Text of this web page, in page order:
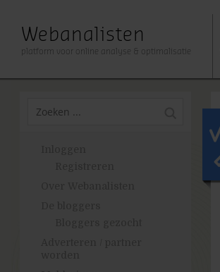
Webanalisten
platform voor online analyse & optimalisatie